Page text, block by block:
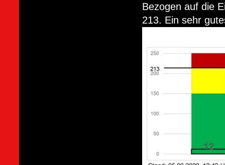
Bezogen auf die
213. Ein sehr